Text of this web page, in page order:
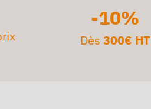
-10%
Dès 300€ HT